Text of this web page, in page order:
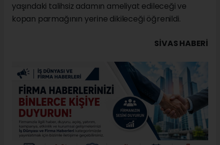
yaşındaki talihsiz adamın ameliyat edileceği ve
kopan parmağının yerine dikileceği öğrenildi.
SIVAS HABERİ